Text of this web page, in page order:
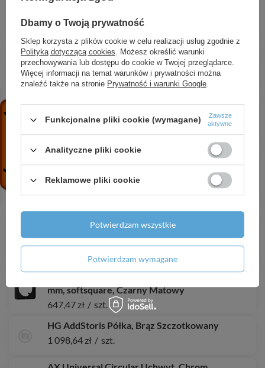
Kolor uchwytów: Czarny Matowy
7 255,65 zł / szt.
HG Tecturis E Wylewka wannowa, Biały Matowy
919,55 zł / szt.
nakrętką cylindryczną i stożkową, tekstylny,
Mosiądz Szczotkowany
340,10 zł / szt.
umywalkowa 110 CoolStart bez kompletu
odpływowego, Chrom
776,62 zł / szt.
120/120 z główką prysznicową 2jet, Slim z
uchwytem i wężem, Złoty Optyczny Polerowany
3 285,58 zł / szt.
mm, softsquare, Czarny Matowy
647,47 zł / szt.
HG AddStoris Półka, Brąz Szczotkowany
1 098,64 zł / szt.
Dbamy o Twoją prywatność
Sklep korzysta z plików cookie w celu realizacji usług zgodnie z
Polityką dotyczącą cookies. Możesz określić warunki
przechowywania lub dostępu do cookie w Twojej przeglądarce.
Więcej informacji na temat warunków i prywatności można
znaleźć także na stronie Prywatność i warunki Google.
Funkcjonalne pliki cookie (wymagane)
Zawsze
aktywne
Analityczne pliki cookie
Reklamowe pliki cookie
Potwierdzam wymagane
Potwierdzam wszystkie